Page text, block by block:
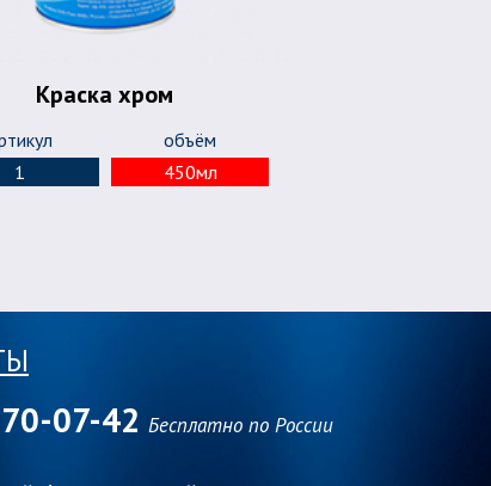
Краска хром
объём
1
450мл
07-42 Бесплатно по России